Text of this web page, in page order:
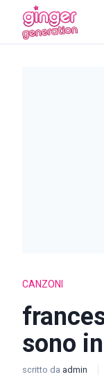
CANZONI
sono
scritto da admin